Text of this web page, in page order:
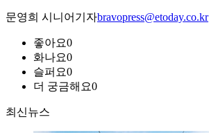
문영희 시니어기자bravopress@etoday.co.kr
좋아요0
화나요0
슬퍼요0
더 궁금해요0
최신뉴스